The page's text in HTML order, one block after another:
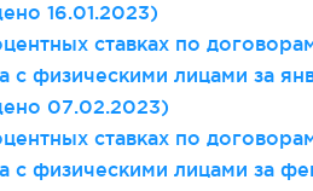
16.01.2023)
ставках по
с физическими лицами за
07.02.2023)
ставках по
с физическими лицами за